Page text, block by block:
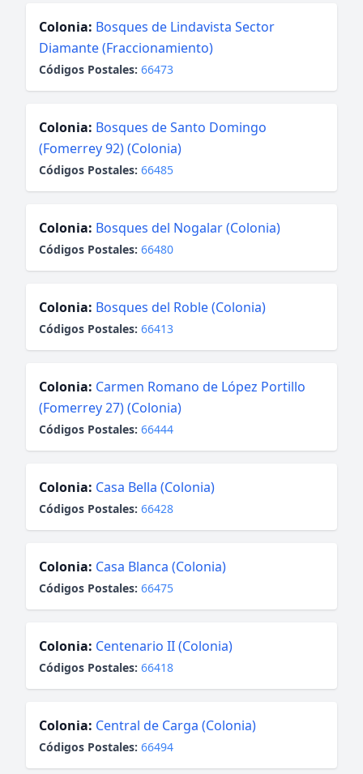
Colonia: Bosques de Lindavista Sector
Diamante (Fraccionamiento)
Códigos Postales: 66473
Colonia: Bosques de Santo Domingo
(Fomerrey 92) (Colonia)
Códigos Postales: 66485
Colonia: Bosques del Nogalar (Colonia)
Códigos Postales: 66480
Colonia: Bosques del Roble (Colonia)
Códigos Postales: 66413
Colonia: Carmen Romano de López Portillo
(Fomerrey 27) (Colonia)
Códigos Postales: 66444
Colonia: Casa Bella (Colonia)
Códigos Postales: 66428
Colonia: Casa Blanca (Colonia)
Códigos Postales: 66475
Colonia: Centenario II (Colonia)
Códigos Postales: 66418
Colonia: Central de Carga (Colonia)
Códigos Postales: 66494